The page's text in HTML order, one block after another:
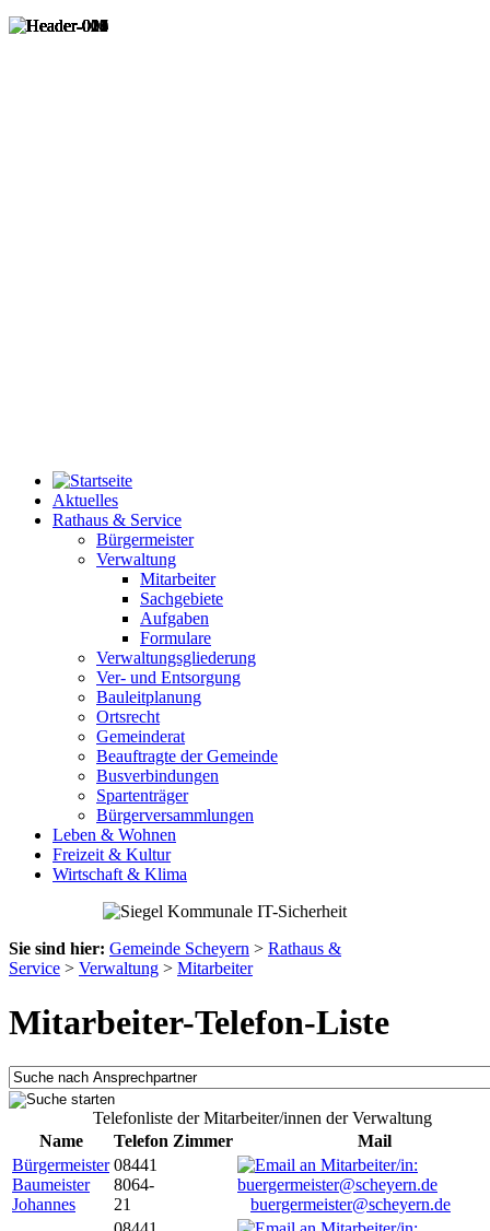
Aktuelles
Rathaus & Service
Bürgermeister
Verwaltung
Mitarbeiter
Sachgebiete
Aufgaben
Formulare
Verwaltungsgliederung
Ver- und Entsorgung
Bauleitplanung
Ortsrecht
Gemeinderat
Beauftragte der Gemeinde
Busverbindungen
Spartenträger
Bürgerversammlungen
Leben & Wohnen
Freizeit & Kultur
Wirtschaft & Klima
Sie sind hier: Gemeinde Scheyern > Rathaus &
Service > Verwaltung > Mitarbeiter
Mitarbeiter-Telefon-Liste
Telefonliste der Mitarbeiter/innen der Verwaltung
Name
Telefon Zimmer
Mail
Bürgermeister
Baumeister
Johannes
08441
8064-
21
buergermeister@scheyern.de